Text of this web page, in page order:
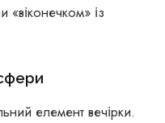
із
елемент вечірки.